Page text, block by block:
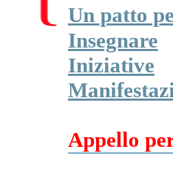
Un patto
Insegnare
Iniziative
Appello